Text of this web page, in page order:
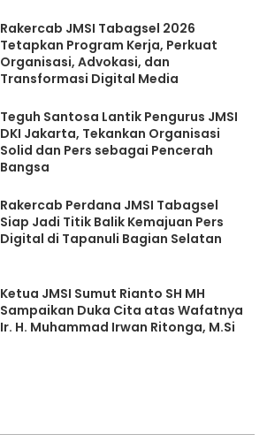
Rakercab JMSI Tabagsel 2026
Tetapkan Program Kerja, Perkuat
Organisasi, Advokasi, dan
Transformasi Digital Media
Teguh Santosa Lantik Pengurus JMSI
DKI Jakarta, Tekankan Organisasi
Solid dan Pers sebagai Pencerah
Bangsa
Rakercab Perdana JMSI Tabagsel
Siap Jadi Titik Balik Kemajuan Pers
Digital di Tapanuli Bagian Selatan
Ketua JMSI Sumut Rianto SH MH
Sampaikan Duka Cita atas Wafatnya
Ir. H. Muhammad Irwan Ritonga, M.Si